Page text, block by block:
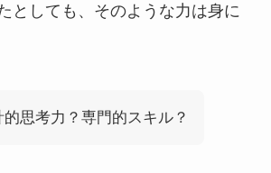
としても、そのような力は身に
的思考力？専門的スキル？